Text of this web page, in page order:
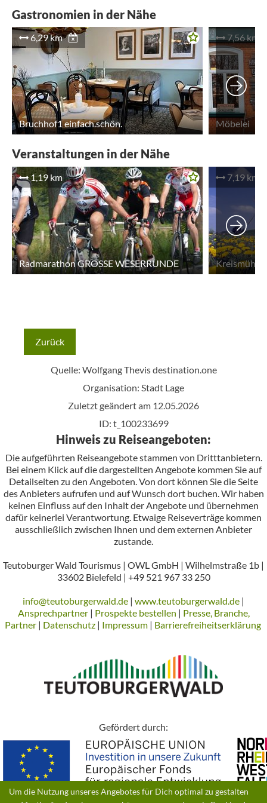
Gastronomien in der Nähe
6,29 km
Bruchhof1 einfach.schön.
7,56 km
Möbelei
Veranstaltungen in der Nähe
1,19 km
Radmarathon GROSSE WESERRUNDE
7,19 km
Zurück
Quelle: Wolfgang Thevisdestination.one
Organisation: Stadt Lage
Zuletzt geändert am 12.05.2026
ID: t_100233699
Hinweis zu Reiseangeboten:
Die aufgeführten Reiseangebote stammen von Dritttanbietern.
Bei einem Klick auf die dargestellten Angebote kommen Sie auf
Detailseiten zu den Angeboten. Von dort können Sie die Seite
des Anbieters aufrufen und auf Wunsch dort buchen. Wir haben
keinen Einfluss auf den Inhalt der Angebote und übernehmen
dafür keinerlei Verantwortung. Etwaige Reiseverträge kommen
ausschließlich zwischen Ihnen und dem externen Anbieter
zustande.
Teutoburger Wald Tourismus | OWL GmbH | Wilhelmstraße 1b |
33602 Bielefeld | +49 521 967 33 250
info@teutoburgerwald.de | www.teutoburgerwald.de |
Ansprechpartner| Prospekte bestellen | Presse, Branche,
Partner| Datenschutz| Impressum| Barrierefreiheitserklärung
Gefördert durch:
Um die Nutzung unseres Angebotes für Dich optimal zu gestalten